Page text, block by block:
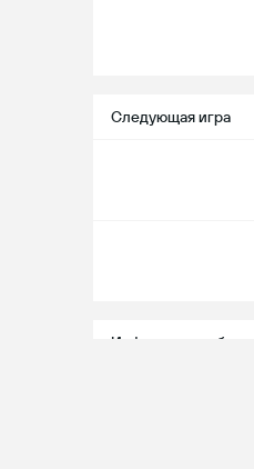
Следующая игра
Информация об игре